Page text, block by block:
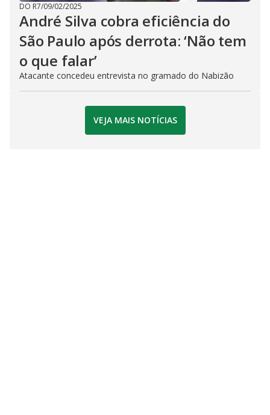
DO R7/09/02/2025
André Silva cobra eficiência do
São Paulo após derrota: ‘Não tem
o que falar’
Atacante concedeu entrevista no gramado do Nabizão
VEJA MAIS NOTÍCIAS